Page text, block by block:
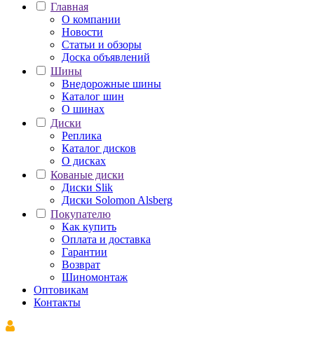
Главная
О компании
Новости
Статьи и обзоры
Доска объявлений
Шины
Внедорожные шины
Каталог шин
О шинах
Диски
Реплика
Каталог дисков
О дисках
Кованые диски
Диски Slik
Диски Solomon Alsberg
Покупателю
Как купить
Оплата и доставка
Гарантии
Возврат
Шиномонтаж
Оптовикам
Контакты